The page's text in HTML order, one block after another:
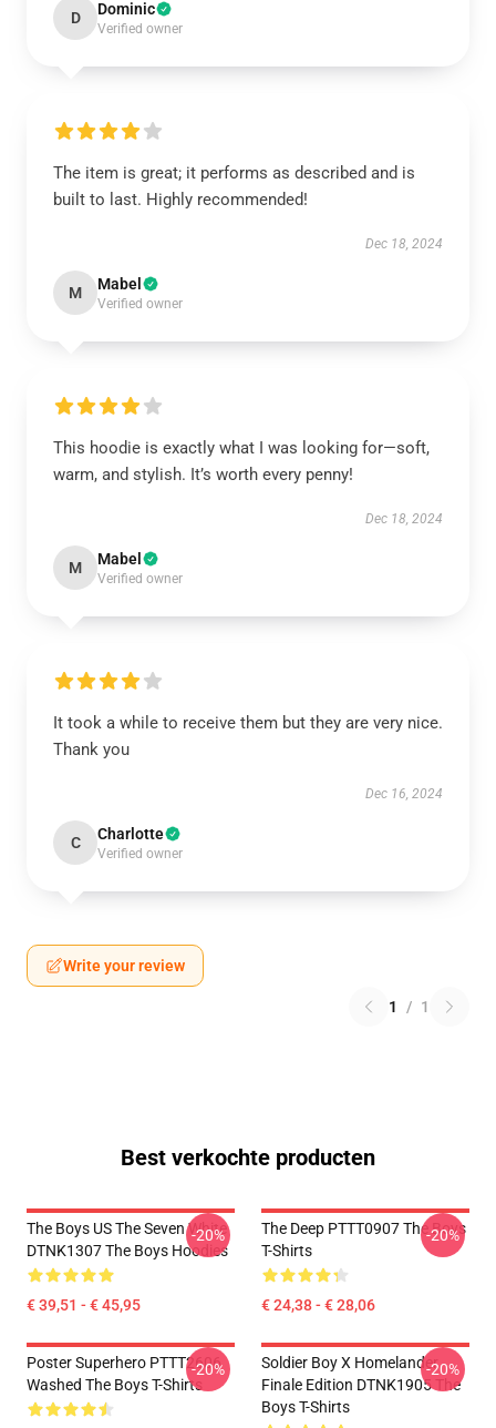
D Dominic
Verified owner
The item is great; it performs as described and is
built to last. Highly recommended!
Dec 18, 2024
M Mabel
Verified owner
This hoodie is exactly what I was looking for—soft,
warm, and stylish. It’s worth every penny!
Dec 18, 2024
M Mabel
Verified owner
It took a while to receive them but they are very nice.
Thank you
Dec 16, 2024
C Charlotte
Verified owner
Write your review
1 / 1
Best verkochte producten
The Boys US The Seven White
DTNK1307 The Boys Hoodies
€ 39,51 - € 45,95
-20%
The Deep PTTT0907 The Boys
T-Shirts
€ 24,38 - € 28,06
-20%
Poster Superhero PTTT2606
Washed The Boys T-Shirts
-20%
Soldier Boy X Homelander
Finale Edition DTNK1905 The
Boys T-Shirts
-20%